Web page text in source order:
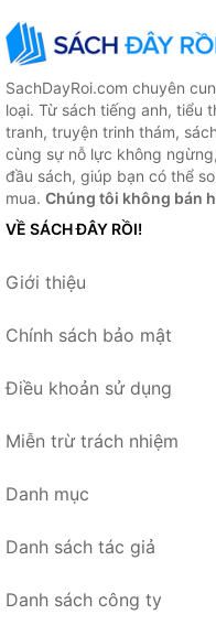
SachDayRoi.com chuyên
loại. Từ sách tiếng anh, tiểu
tranh, truyện trinh thám,
cùng sự nỗ lực không
đầu sách, giúp bạn có thể
mua. Chúng tôi không bán
VỀ SÁCH ĐÂY RỒI!
Giới thiệu
Chính sách bảo mật
Điều khoản sử dụng
Miễn trừ trách nhiệm
Danh mục
Danh sách tác giả
Danh sách công ty